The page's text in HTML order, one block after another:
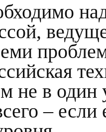
не в
– если